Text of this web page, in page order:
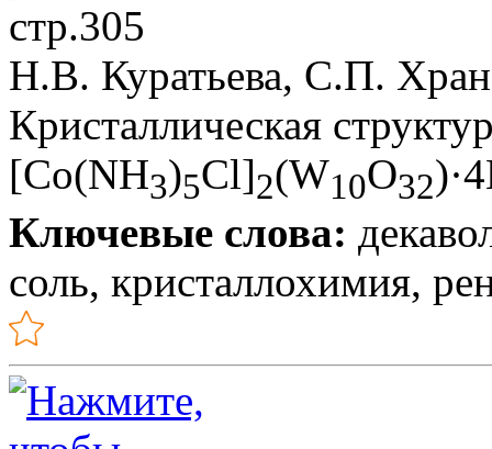
стр.305
Н.В. Куратьева, С.П.
Кристаллическая
[Co(NH3)5Cl]2(W10О32
Ключевые слова:
соль, кристаллохимия,